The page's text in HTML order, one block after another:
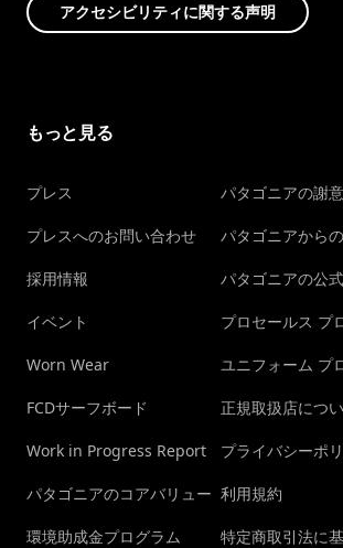
アクセシビリティに関する声明
もっと見る
プレス
プレスへのお問い合わせ
採用情報
イベント
Worn Wear
FCDサーフボード
Work in Progress Report
パタゴニアのコアバリュー
環境助成金プログラム
パタゴニアの謝意
パタゴニアから
パタゴニアの公
プロセールス プ
ユニフォーム プ
正規取扱店につ
プライバシーポ
利用規約
特定商取引法に